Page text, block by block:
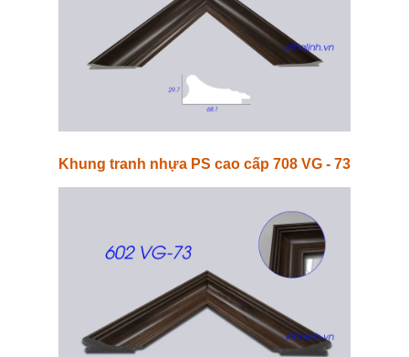
Khung tranh nhựa PS cao cấp 708 VG - 73